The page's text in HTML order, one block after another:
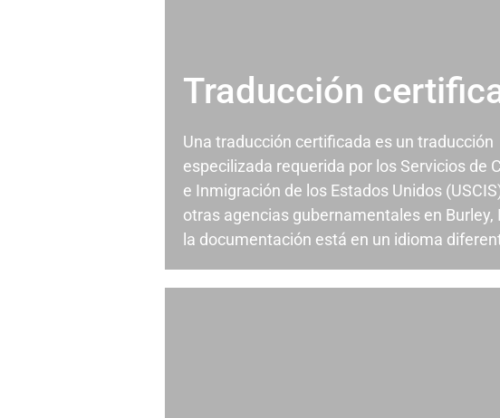
Traducción
Una traducción certificada es un traducción
especilizada requerida por los Servicios de
e Inmigración de los Estados Unidos
otras agencias gubernamentales en Burley,
la documentación está en un idioma